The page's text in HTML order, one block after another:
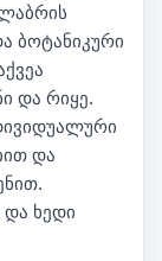
ბოტანიკური
და რიყე.
და
და ხედი